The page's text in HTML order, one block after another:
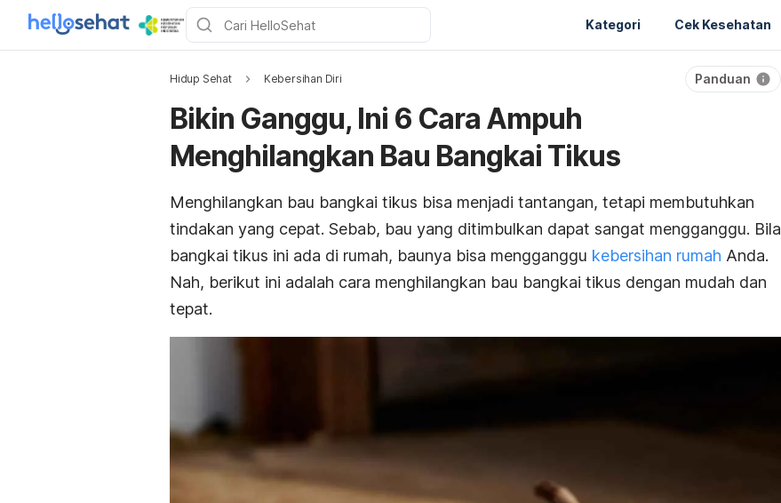
Kategori Cek Kesehatan
Hidup Sehat Kebersihan Diri Panduan
Bikin Ganggu, Ini 6 Cara Ampuh
Menghilangkan Bau Bangkai Tikus
Menghilangkan bau bangkai tikus bisa menjadi tantangan, tetapi membutuhkan
tindakan yang cepat. Sebab, bau yang ditimbulkan dapat sangat mengganggu. Bila
bangkai tikus ini ada di rumah, baunya bisa mengganggu kebersihan rumah Anda.
Nah, berikut ini adalah cara menghilangkan bau bangkai tikus dengan mudah dan
tepat.